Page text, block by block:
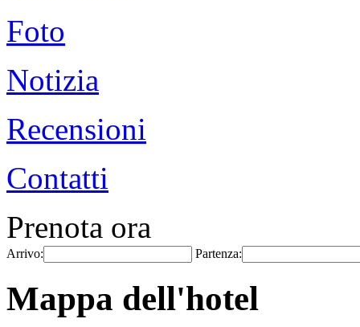
Foto
Notizia
Recensioni
Contatti
Prenota ora
Arrivo: Partenza:
Mappa dell'hotel